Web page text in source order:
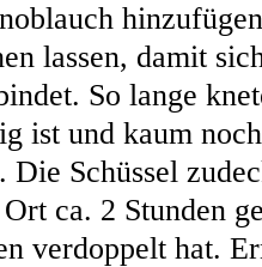
lassen, damit
So lange
ist und kaum
Schüssel
ca. 2 Stunden
verdoppelt hat.